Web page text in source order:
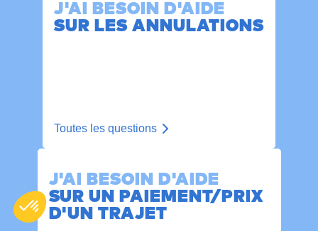
J'AI BESOIN D'AIDE
SUR LES ANNULATIONS
Toutes les questions
J'AI BESOIN D'AIDE
SUR UN PAIEMENT/PRIX
D'UN TRAJET